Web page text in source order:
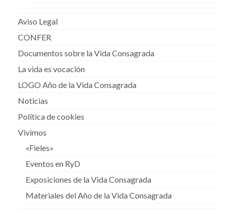
Aviso Legal
CONFER
Documentos sobre la Vida Consagrada
La vida es vocación
LOGO Año de la Vida Consagrada
Noticias
Política de cookies
Vivimos
«Fieles»
Eventos en RyD
Exposiciones de la Vida Consagrada
Materiales del Año de la Vida Consagrada